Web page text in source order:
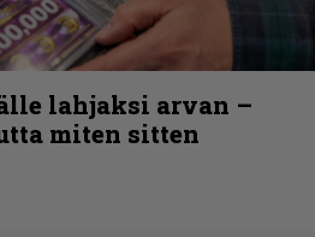
lahjaksi arvan –
miten sitten